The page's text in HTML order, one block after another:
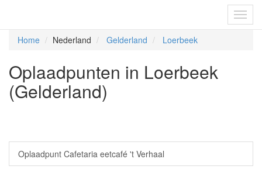
Home Nederland Gelderland Loerbeek
Oplaadpunten in Loerbeek
(Gelderland)
Oplaadpunt Cafetaria eetcafé 't Verhaal